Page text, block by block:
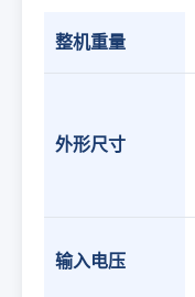
整机重量
外形尺寸
输入电压